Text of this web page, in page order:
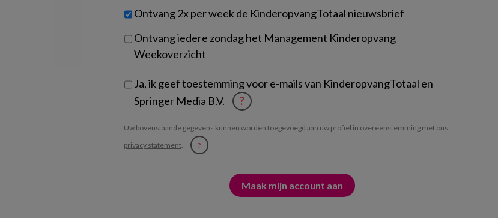
je?
Untitled
Ontvang 2x per week de KinderopvangTotaal nieuwsbrief
Ontvang iedere zondag het Management Kinderopvang
Weekoverzicht
Ja, ik geef toestemming voor e-mails van KinderopvangTotaal en
Springer Media B.V.
?
Uw bovenstaande gegevens kunnen worden toegevoegd aan uw profiel in overeenstemming met ons
privacy statement. ?